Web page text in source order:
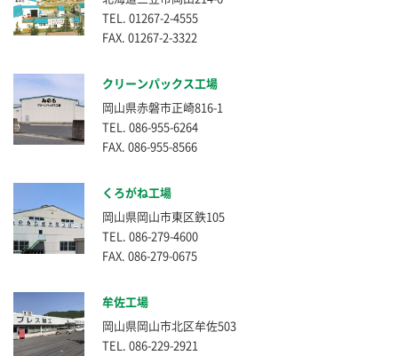
TEL. 01267-2-4555
FAX. 01267-2-3322
クリーンパックス工場
岡山県赤磐市正崎816-1
TEL. 086-955-6264
FAX. 086-955-8566
くろがね工場
岡山県岡山市東区鉄105
TEL. 086-279-4600
FAX. 086-279-0675
牟佐工場
岡山県岡山市北区牟佐503
TEL. 086-229-2921